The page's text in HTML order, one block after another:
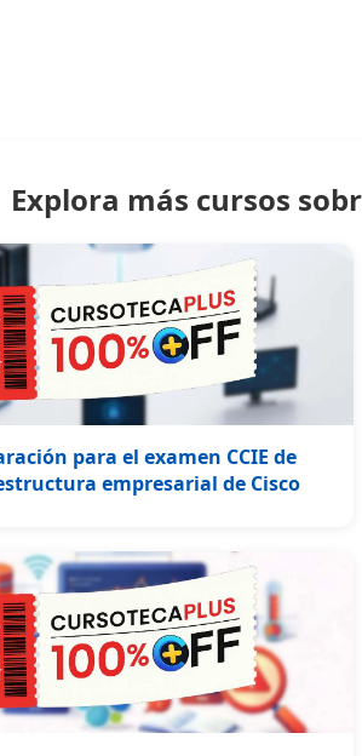
Explora más cursos
para el examen CCIE de
empresarial de Cisco